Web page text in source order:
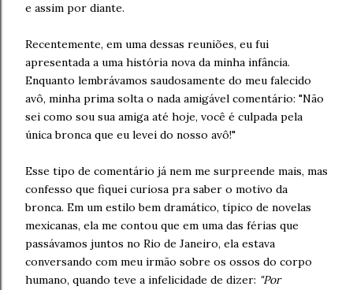
e assim por diante.
Recentemente, em uma dessas reuniões, eu fui
apresentada a uma história nova da minha infância.
Enquanto lembrávamos saudosamente do meu falecido
avô, minha prima solta o nada amigável comentário: "Não
sei como sou sua amiga até hoje, você é culpada pela
única bronca que eu levei do nosso avô!"
Esse tipo de comentário já nem me surpreende mais, mas
confesso que fiquei curiosa pra saber o motivo da
bronca. Em um estilo bem dramático, típico de novelas
mexicanas, ela me contou que em uma das férias que
passávamos juntos no Rio de Janeiro, ela estava
conversando com meu irmão sobre os ossos do corpo
humano, quando teve a infelicidade de dizer: "Por